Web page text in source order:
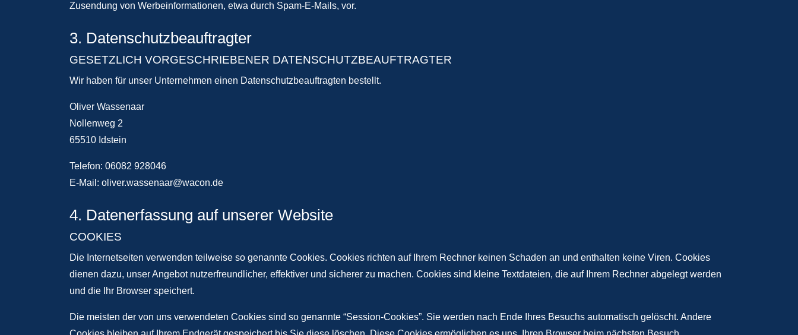
Zusendung von Werbeinformationen, etwa durch Spam-E-Mails, vor.
3. Datenschutzbeauftragter
GESETZLICH VORGESCHRIEBENER DATENSCHUTZBEAUFTRAGTER
Wir haben für unser Unternehmen einen Datenschutzbeauftragten bestellt.
Oliver Wassenaar
Nollenweg 2
65510 Idstein
Telefon: 06082 928046
E-Mail: oliver.wassenaar@wacon.de
4. Datenerfassung auf unserer Website
COOKIES
Die Internetseiten verwenden teilweise so genannte Cookies. Cookies richten auf Ihrem Rechner keinen Schaden an und enthalten keine Viren. Cookies
dienen dazu, unser Angebot nutzerfreundlicher, effektiver und sicherer zu machen. Cookies sind kleine Textdateien, die auf Ihrem Rechner abgelegt werden
und die Ihr Browser speichert.
Die meisten der von uns verwendeten Cookies sind so genannte “Session-Cookies”. Sie werden nach Ende Ihres Besuchs automatisch gelöscht. Andere